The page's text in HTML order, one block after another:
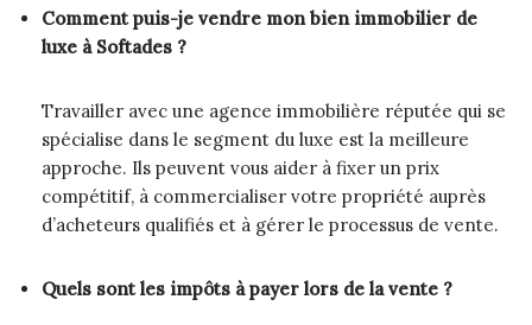
Comment puis-je vendre mon bien immobilier de
luxe à Softades ?
Travailler avec une agence immobilière réputée qui se
spécialise dans le segment du luxe est la meilleure
approche. Ils peuvent vous aider à fixer un prix
compétitif, à commercialiser votre propriété auprès
d’acheteurs qualifiés et à gérer le processus de vente.
Quels sont les impôts à payer lors de la vente ?